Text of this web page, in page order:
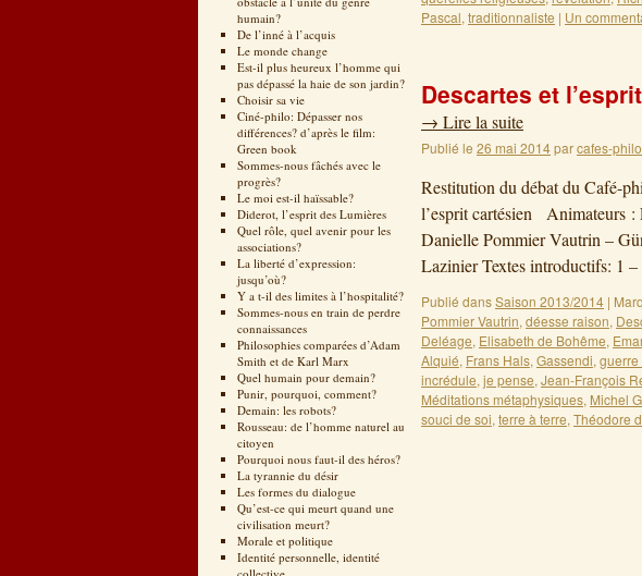
humain?
De l’inné à l’acquis
Le monde change
Est-il plus heureux l’homme qui
pas dépassé la haie de son jardin?
Choisir sa vie
Ciné-philo: Dépasser nos
différences? d’après le film:
Green book
Sommes-nous fâchés avec le
progrès?
Le moi est-il haïssable?
Diderot, l’esprit des Lumières
Quel rôle, quel avenir pour les
associations?
La liberté d’expression:
jusqu’où?
Y a t-il des limites à l’hospitalité?
Sommes-nous en train de perdre
connaissances
Philosophies comparées d’Adam
Smith et de Karl Marx
Quel humain pour demain?
Punir, pourquoi, comment?
Demain: les robots?
Rousseau: de l’homme naturel au
citoyen
Pourquoi nous faut-il des héros?
La tyrannie du désir
Les formes du dialogue
Qu’est-ce qui meurt quand une
civilisation meurt?
Morale et politique
Identité personnelle, identité
Pascal, traditionnaliste | Un
Descartes et
→ Lire la suite
Publié le 26 mai 2014parcafes-philo
Restitution du débat du Café-
l’esprit cartésien Animateurs :
Danielle Pommier Vautrin –
Lazinier Textes introductifs: 1
Publié dansSaison 2013/2014 |
Pommier Vautrin, déesse raison,
Deléage, Elisabeth de Bohême,
Alquié, Frans Hals, Gassendi, guerre
incrédule, je pense, Jean-François
Méditations métaphysiques, Michel
souci de soi, terre à terre, Théodore